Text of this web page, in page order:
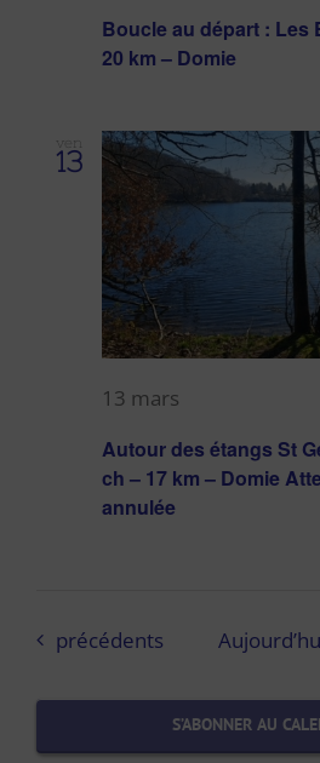
Boucle au départ : Les
20 km – Domie
ven
13
Autour des étangs St
ch – 17 km – Domie
annulée
13 mars
Évènements
précédents
S’ABONNER AU